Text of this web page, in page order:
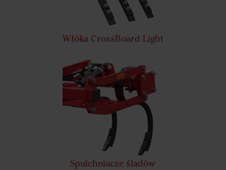
Włóka CrossBoard Light
Spulchniacze śladów